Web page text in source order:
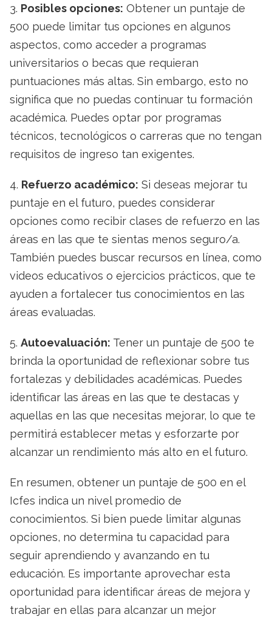
3. Posibles opciones: Obtener un puntaje de
500 puede limitar tus opciones en algunos
aspectos, como acceder a programas
universitarios o becas que requieran
puntuaciones más altas. Sin embargo, esto no
significa que no puedas continuar tu formación
académica. Puedes optar por programas
técnicos, tecnológicos o carreras que no tengan
requisitos de ingreso tan exigentes.
4. Refuerzo académico: Si deseas mejorar tu
puntaje en el futuro, puedes considerar
opciones como recibir clases de refuerzo en las
áreas en las que te sientas menos seguro/a.
También puedes buscar recursos en línea, como
videos educativos o ejercicios prácticos, que te
ayuden a fortalecer tus conocimientos en las
áreas evaluadas.
5. Autoevaluación: Tener un puntaje de 500 te
brinda la oportunidad de reflexionar sobre tus
fortalezas y debilidades académicas. Puedes
identificar las áreas en las que te destacas y
aquellas en las que necesitas mejorar, lo que te
permitirá establecer metas y esforzarte por
alcanzar un rendimiento más alto en el futuro.
En resumen, obtener un puntaje de 500 en el
Icfes indica un nivel promedio de
conocimientos. Si bien puede limitar algunas
opciones, no determina tu capacidad para
seguir aprendiendo y avanzando en tu
educación. Es importante aprovechar esta
oportunidad para identificar áreas de mejora y
trabajar en ellas para alcanzar un mejor